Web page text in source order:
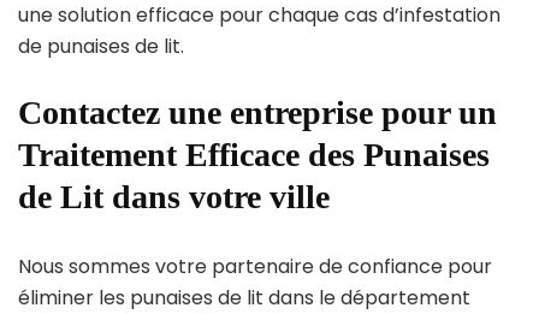
une solution efficace pour chaque cas d’infestation
de punaises de lit.
Contactez une entreprise pour un
Traitement Efficace des Punaises
de Lit dans votre ville
Nous sommes votre partenaire de confiance pour
éliminer les punaises de lit dans le département